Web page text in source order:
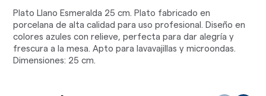
Plato Llano Esmeralda 25 cm. Plato fabricado en
porcelana de alta calidad para uso profesional. Diseño en
colores azules con relieve, perfecta para dar alegría y
frescura a la mesa. Apto para lavavajillas y microondas.
Dimensiones: 25 cm.